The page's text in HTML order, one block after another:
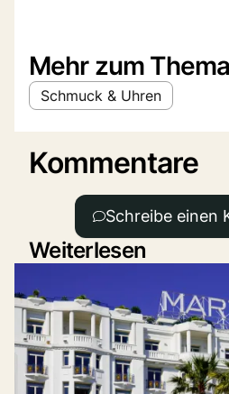
Mehr zum
Schmuck & Uhren
Kommentare
Schreibe einen
Weiterlesen